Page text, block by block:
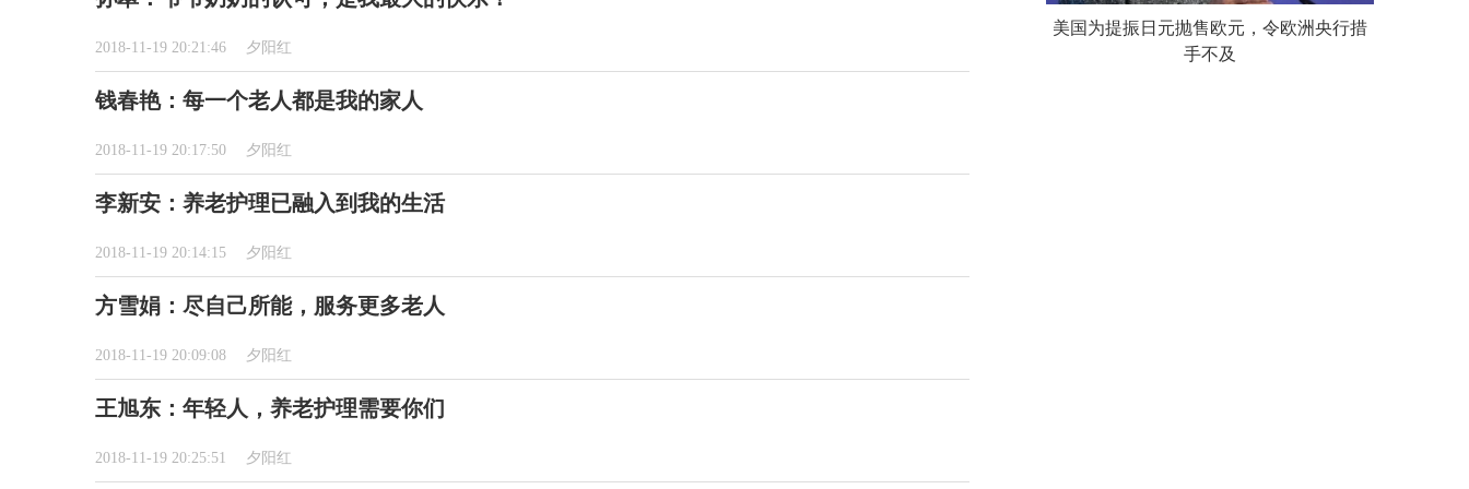
2018-11-19 20:21:46 夕阳红
钱春艳：每一个老人都是我的家人
2018-11-19 20:17:50 夕阳红
李新安：养老护理已融入到我的生活
2018-11-19 20:14:15 夕阳红
方雪娟：尽自己所能，服务更多老人
2018-11-19 20:09:08 夕阳红
王旭东：年轻人，养老护理需要你们
2018-11-19 20:25:51 夕阳红
美国为提振日元抛售欧元，令欧洲央行措
手不及